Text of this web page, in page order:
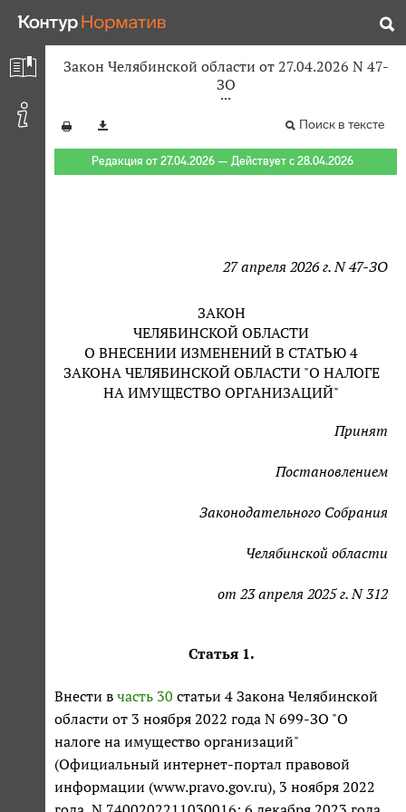
Закон Челябинской области от 27.04.2026 N 47-
ЗО
Поиск в тексте
Редакция от 27.04.2026 — Действует с 28.04.2026
27 апреля 2026 г. N 47-ЗО
ЗАКОН
ЧЕЛЯБИНСКОЙ ОБЛАСТИ
О ВНЕСЕНИИ ИЗМЕНЕНИЙ В СТАТЬЮ 4
ЗАКОНА ЧЕЛЯБИНСКОЙ ОБЛАСТИ "О НАЛОГЕ
НА ИМУЩЕСТВО ОРГАНИЗАЦИЙ"
Принят
Постановлением
Законодательного Собрания
Челябинской области
от 23 апреля 2025 г. N 312
Статья 1.
Внести в часть 30 статьи 4 Закона Челябинской
области от 3 ноября 2022 года N 699-ЗО "О
налоге на имущество организаций"
(Официальный интернет-портал правовой
информации (www.pravo.gov.ru), 3 ноября 2022